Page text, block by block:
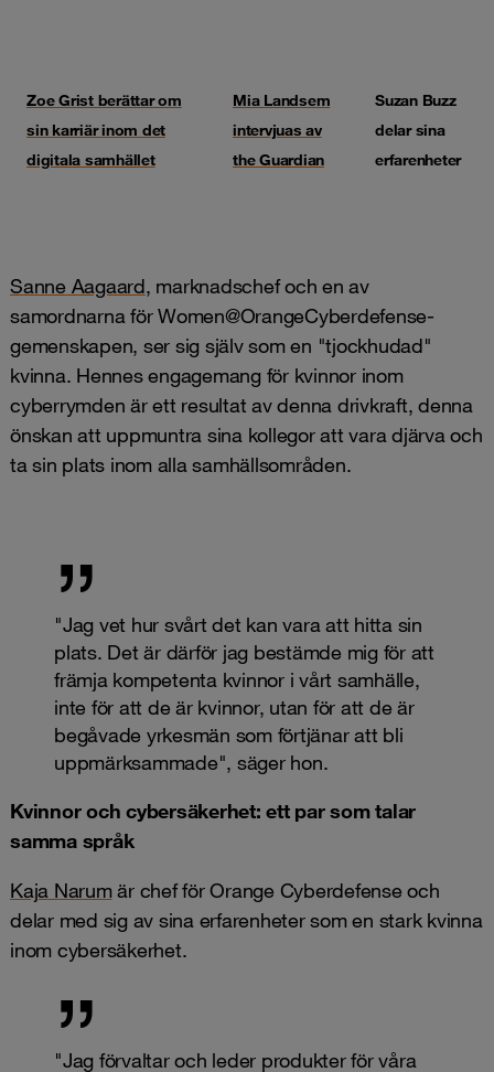
Zoe Grist berättar om
sin karriär inom det
digitala samhället
Mia Landsem
intervjuas av
the Guardian
Suzan Buzz
delar sina
erfarenheter
Sanne Aagaard, marknadschef och en av
samordnarna för Women@OrangeCyberdefense-
gemenskapen, ser sig själv som en "tjockhudad"
kvinna. Hennes engagemang för kvinnor inom
cyberrymden är ett resultat av denna drivkraft, denna
önskan att uppmuntra sina kollegor att vara djärva och
ta sin plats inom alla samhällsområden.
"Jag vet hur svårt det kan vara att hitta sin
plats. Det är därför jag bestämde mig för att
främja kompetenta kvinnor i vårt samhälle,
inte för att de är kvinnor, utan för att de är
begåvade yrkesmän som förtjänar att bli
uppmärksammade", säger hon.
Kvinnor och cybersäkerhet: ett par som talar
samma språk
Kaja Narumär chef för Orange Cyberdefense och
delar med sig av sina erfarenheter som en stark kvinna
inom cybersäkerhet.
"Jag förvaltar och leder produkter för våra